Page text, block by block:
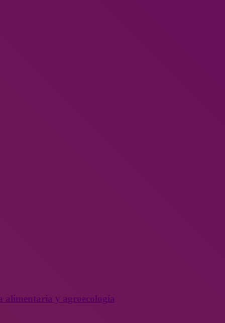
alimentaria y agroecología